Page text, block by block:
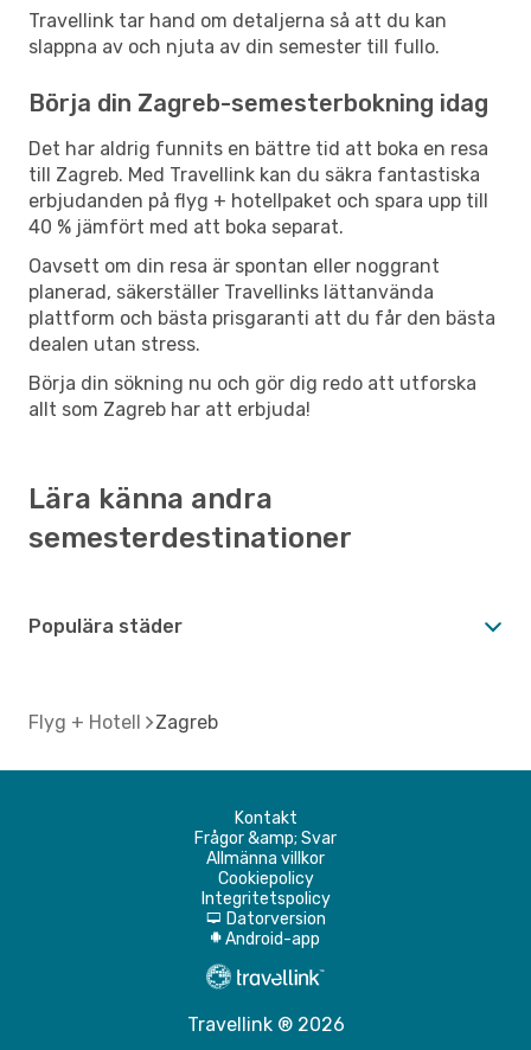
Travellink tar hand om detaljerna så att du kan
slappna av och njuta av din semester till fullo.
Börja din Zagreb-semesterbokning idag
Det har aldrig funnits en bättre tid att boka en resa
till Zagreb. Med Travellink kan du säkra fantastiska
erbjudanden på flyg + hotellpaket och spara upp till
40 % jämfört med att boka separat.
Oavsett om din resa är spontan eller noggrant
planerad, säkerställer Travellinks lättanvända
plattform och bästa prisgaranti att du får den bästa
dealen utan stress.
Börja din sökning nu och gör dig redo att utforska
allt som Zagreb har att erbjuda!
Lära känna andra
semesterdestinationer
Populära städer
Flyg + Hotell Zagreb
Kontakt
Frågor &amp; Svar
Allmänna villkor
Cookiepolicy
Integritetspolicy
d Datorversion
A Android-app
Travellink ® 2026